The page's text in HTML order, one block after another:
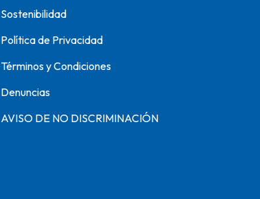
Sostenibilidad
Política de Privacidad
Términos y Condiciones
Denuncias
AVISO DE NO DISCRIMINACIÓN